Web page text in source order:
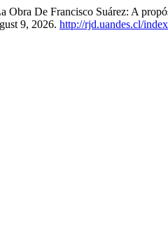
Obra De Francisco Suárez: A
9, 2026. http://rjd.uandes.cl/